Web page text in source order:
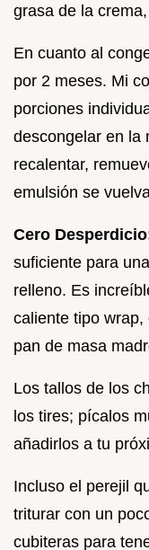
grasa de la
En cuanto al
por 2 meses. Mi
porciones
descongelar en la
recalentar,
emulsión se
Cero
suficiente para
relleno. Es
caliente tipo
pan de masa
Los tallos de los
los tires; pícalos
añadirlos a tu
Incluso el perejil
triturar con un
cubiteras para